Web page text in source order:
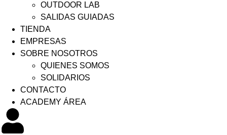
OUTDOOR LAB
SALIDAS GUIADAS
TIENDA
EMPRESAS
SOBRE NOSOTROS
QUIENES SOMOS
SOLIDARIOS
CONTACTO
ACADEMY ÁREA